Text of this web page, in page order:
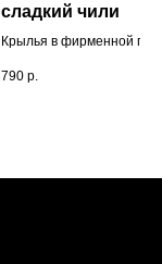
сладкий чили
Крылья в фирменной
мягкая остринка
790 р.